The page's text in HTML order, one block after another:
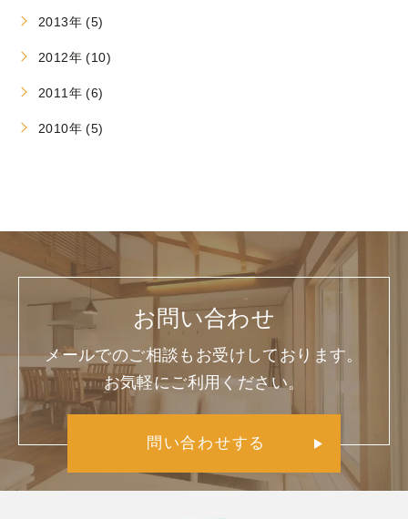
2013年 (5)
2012年 (10)
2011年 (6)
2010年 (5)
お問い合わせ
メールでのご相談もお受けしております。
お気軽にご利用ください。
問い合わせする